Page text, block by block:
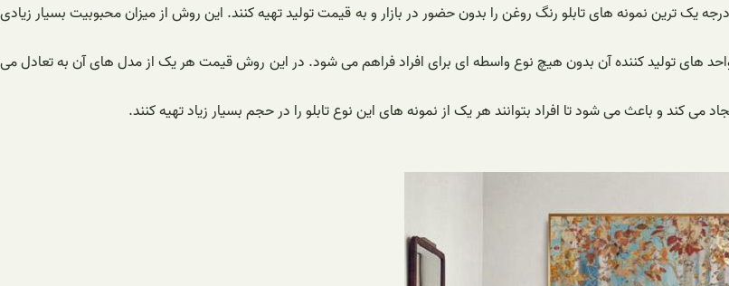
یک ترین نمونه های تابلو رنگ روغن را بدون حضور در بازار و به قیمت تولید تهیه کنند. این روش از میزان محبوبیت بسیار زیادی
های تولید کننده آن بدون هیچ نوع واسطه ای برای افراد فراهم می شود. در این روش قیمت هر یک از مدل های آن به تعادل می
کند و باعث می شود تا افراد بتوانند هر یک از نمونه های این نوع تابلو را در حجم بسیار زیاد تهیه کنند.